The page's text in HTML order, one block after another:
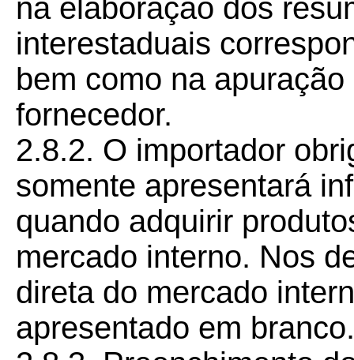
na elaboração dos
interestaduais
bem como na
fornecedor.
2.8.2. O importador
somente apresentará
quando adquirir
mercado interno. Nos
direta do mercado
apresentado em branco.